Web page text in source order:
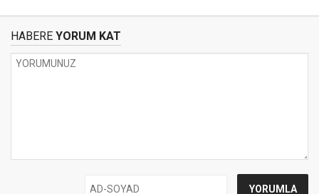
HABERE YORUM KAT